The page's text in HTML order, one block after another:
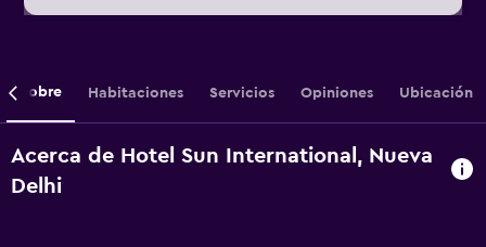
Sobre Habitaciones Servicios Opiniones Ubicación
Acerca de Hotel Sun International, Nueva
Delhi